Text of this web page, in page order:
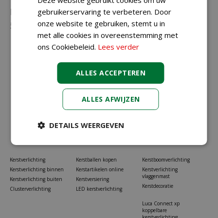
Neem gerust contact met ons op via023-
5581528ofinfo@koopkerstverlichting.nl
Kerstverlichting
Kerstverlichting binnen
Kerstverlichting buiten
Clusterverlichting
Kerstballen kopen
Kerstartikelen online
Kerstversiering
LED kerstverlichting
Kerstboomverlichting
Kerstverlichting
vlaggenmast
Kerstdecoratie
Luca Connect xp
koppelbare
gebruikerservaring te verbeteren. Door
onze website te gebruiken, stemt u in
met alle cookies in overeenstemming met
ons Cookiebeleid. Lees verder
ALLES ACCEPTEREN
ALLES AFWIJZEN
DETAILS WEERGEVEN